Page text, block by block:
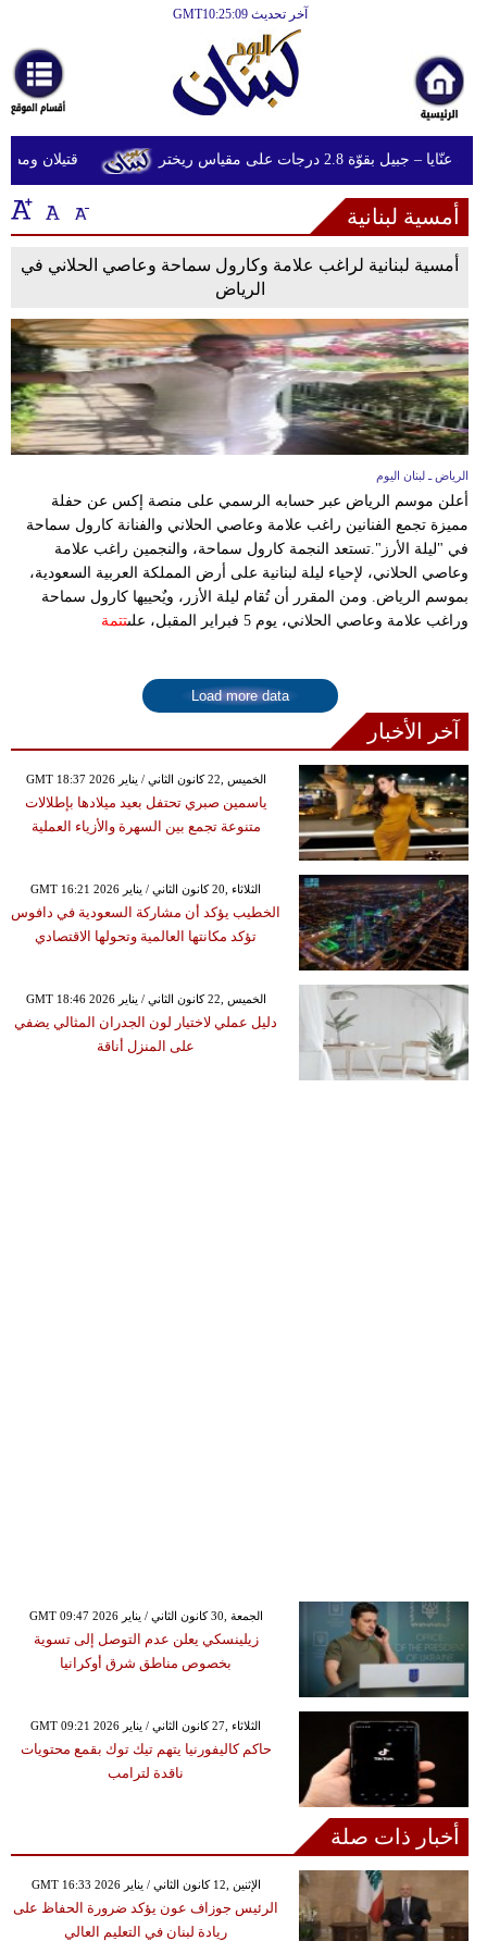
آخر تحديث GMT10:25:09
أخبارعاجلة
رياضة
ثقافة
إقتصاد
فن
أزياء
صحة
وتغذية
وسفر
ديكور
أخبار
أزياء
إسلامية
وتكنولوجيا
بيئة
مدوَّنات
قتيلان ومصابون جراء 14 غارة بقوّة 2.8 درجات على مقياس ريختر
أمسية لبنانية
أمسية لبنانية لراغب علامة وكارول سماحة وعاصي الحلاني في
الرياض
الرياض ـ لبنان اليوم
أعلن موسم الرياض عبر حسابه الرسمي على منصة إكس عن حفلة
مميزة تجمع الفنانين راغب علامة وعاصي الحلاني والفنانة كارول سماحة
في "ليلة الأرز".تستعد النجمة كارول سماحة، والنجمين راغب علامة
وعاصي الحلاني، لإحياء ليلة لبنانية على أرض المملكة العربية السعودية،
بموسم الرياض. ومن المقرر أن تُقام ليلة الأزر، ويٌحييها كارول سماحة
وراغب علامة وعاصي الحلاني، يوم 5 فبراير المقبل، على
تتمة
Load more data
آخر الأخبار
GMT 18:37 2026 الخميس ,22 كانون الثاني / يناير
ياسمين صبري تحتفل بعيد ميلادها بإطلالات
متنوعة تجمع بين السهرة والأزياء العملية
GMT 16:21 2026 الثلاثاء ,20 كانون الثاني / يناير
الخطيب يؤكد أن مشاركة السعودية في دافوس
تؤكد مكانتها العالمية وتحولها الاقتصادي
GMT 18:46 2026 الخميس ,22 كانون الثاني / يناير
دليل عملي لاختيار لون الجدران المثالي يضفي
على المنزل أناقة
GMT 09:47 2026 الجمعة ,30 كانون الثاني / يناير
زيلينسكي يعلن عدم التوصل إلى تسوية
بخصوص مناطق شرق أوكرانيا
GMT 09:21 2026 الثلاثاء ,27 كانون الثاني / يناير
حاكم كاليفورنيا يتهم تيك توك بقمع محتويات
ناقدة لترامب
أخبار ذات صلة
GMT 16:33 2026 الإثنين ,12 كانون الثاني / يناير
الرئيس جوزاف عون يؤكد ضرورة الحفاظ على
ريادة لبنان في التعليم العالي